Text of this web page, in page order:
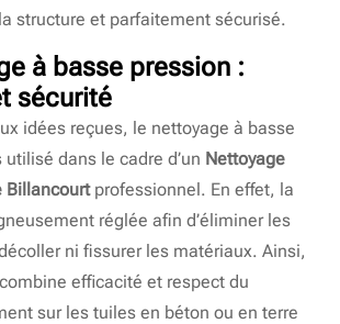
structure et parfaitement sécurisé.
à basse pression :
sécurité
idées reçues, le nettoyage à basse
dans le cadre d’un Nettoyage
Billancourtprofessionnel. En effet, la
réglée afin d’éliminer les
ni fissurer les matériaux. Ainsi,
efficacité et respect du
sur les tuiles en béton ou en terre